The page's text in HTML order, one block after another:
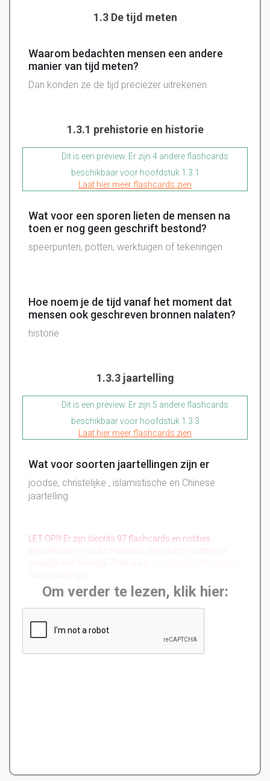
1.3 De tijd meten
Waarom bedachten mensen een andere
manier van tijd meten?
Dan konden ze de tijd preciezer uitrekenen.
1.3.1 prehistorie en historie
Dit is een preview. Er zijn 4 andere flashcards
beschikbaar voor hoofdstuk 1.3.1
Laat hier meer flashcards zien
Wat voor een sporen lieten de mensen na
toen er nog geen geschrift bestond?
speerpunten, potten, werktuigen of tekeningen
Hoe noem je de tijd vanaf het moment dat
mensen ook geschreven bronnen nalaten?
historie
1.3.3 jaartelling
Dit is een preview. Er zijn 5 andere flashcards
beschikbaar voor hoofdstuk 1.3.3
Laat hier meer flashcards zien
Wat voor soorten jaartellingen zijn er
joodse, christelijke , islamistische en Chinese
jaartelling
LET OP!!! Er zijn slechts 97 flashcards en notities
beschikbaar voor dit materiaal. Deze samenvatting is
Om verder te lezen, klik hier: